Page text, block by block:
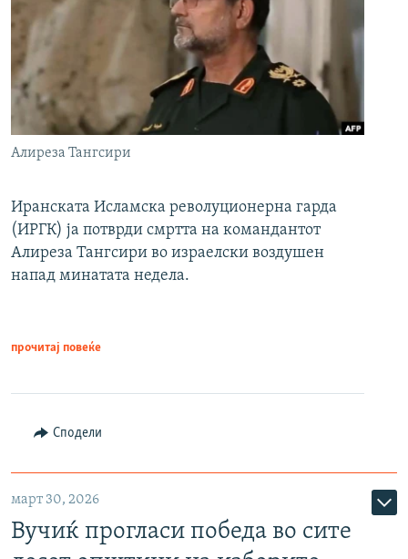
Алиреза Тангсири
Иранската Исламска револуционерна гарда
(ИРГК) ја потврди смртта на командантот
Алиреза Тангсири во израелски воздушен
напад минатата недела.
прочитај повеќе
Сподели
март 30, 2026
Вучиќ прогласи победа во сите